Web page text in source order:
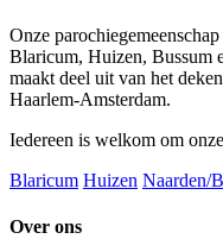
Onze
Blaricum, Huizen, Bussum
maakt deel uit van het
Haarlem-Amsterdam.
Iedereen is welkom om
Blaricum Huizen Naarden/
Over ons